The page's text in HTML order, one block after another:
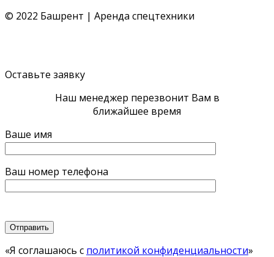
© 2022 Башрент | Аренда спецтехники
Оставьте заявку
Наш менеджер перезвонит Вам в
ближайшее время
Ваше имя
Ваш номер телефона
«Я соглашаюсь с политикой конфиденциальности»